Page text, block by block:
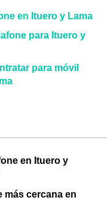
en Ituero y Lama
para Ituero y
para móvil
en Ituero y
más cercana en